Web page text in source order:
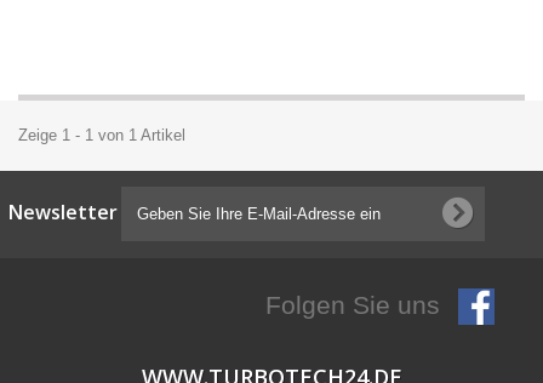
Zeige 1 - 1 von 1 Artikel
Newsletter
Folgen Sie uns
WWW.TURBOTECH24.DE